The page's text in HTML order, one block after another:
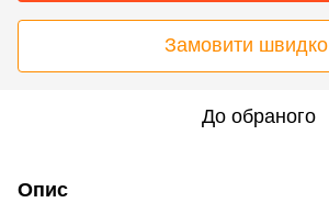
Замовити швидко
До обраного
Опис